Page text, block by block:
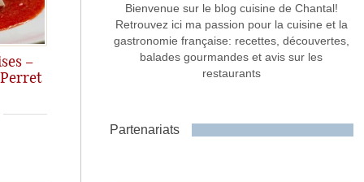
Commentaire ou message *
–
pas à pas plein de gourmandise!
Bienvenue sur le blog cuisine de Chantal!
Retrouvez ici ma passion pour la cuisine et la
gastronomie française: recettes, découvertes,
balades gourmandes et avis sur les
restaurants
Partenariats